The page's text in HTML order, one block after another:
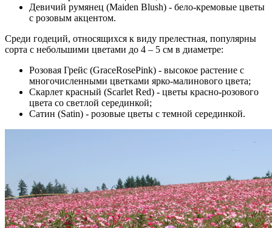
Девичий румянец (Maiden Blush) - бело-кремовые цветы
с розовым акцентом.
Среди годеций, относящихся к виду прелестная, популярны
сорта с небольшими цветами до 4 – 5 см в диаметре:
Розовая Грейс (GraceRosePink) - высокое растение с
многочисленными цветками ярко-малинового цвета;
Скарлет красный (Scarlet Red) - цветы красно-розового
цвета со светлой серединкой;
Сатин (Satin) - розовые цветы с темной серединкой.